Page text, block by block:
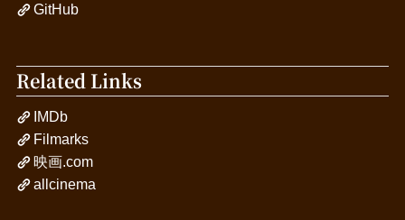
GitHub
Related Links
IMDb
Filmarks
映画.com
allcinema